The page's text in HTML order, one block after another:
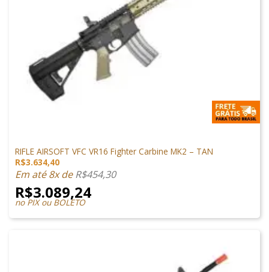
RIFLE AIRSOFT VFC VR16 Fighter Carbine MK2 – TAN
R$3.634,40
Em até 8x deR$454,30
R$3.089,24
no PIX ou BOLETO